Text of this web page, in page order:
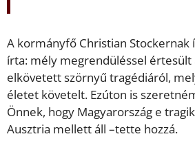
A kormányfő Christian Stockernak
írta: mély megrendüléssel értesült
elkövetett szörnyű tragédiáról,
életet követelt. Ezúton is
Önnek, hogy Magyarország e
Ausztria mellett áll –tette hozzá.